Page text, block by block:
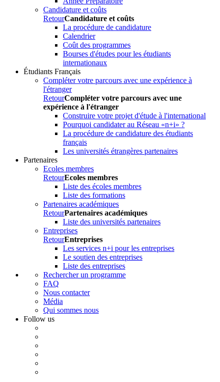
Candidature et coûts
RetourCandidature et coûts
La procédure de candidature
Calendrier
Coût des programmes
Bourses d'études pour les étudiants
internationaux
Étudiants Français
Compléter votre parcours avec une expérience à
l'étranger
RetourCompléter votre parcours avec une
expérience à l'étranger
Construire votre projet d'étude à l'international
Pourquoi candidater au Réseau «n+i» ?
La procédure de candidature des étudiants
français
Les universités étrangères partenaires
Partenaires
Ecoles membres
RetourEcoles membres
Liste des écoles membres
Liste des formations
Partenaires académiques
RetourPartenaires académiques
Liste des universités partenaires
Entreprises
RetourEntreprises
Les services n+i pour les entreprises
Le soutien des entreprises
Liste des entreprises
Rechercher un programme
FAQ
Nous contacter
Média
Qui sommes nous
Follow us